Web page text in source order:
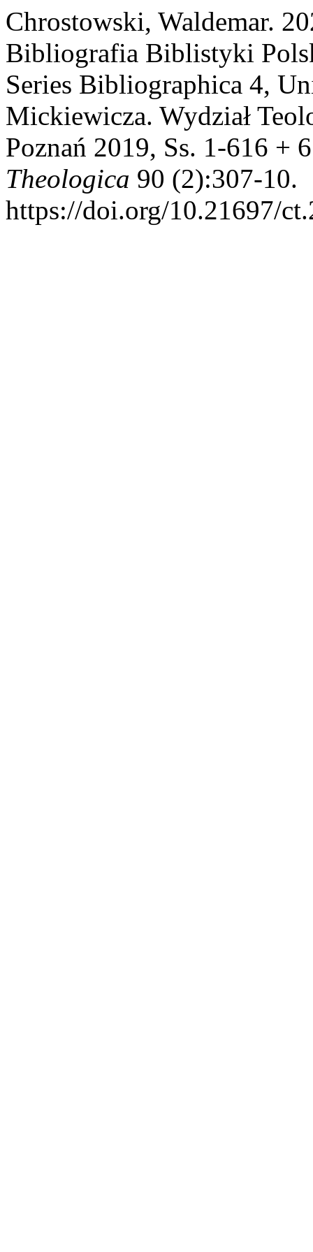
Chrostowski, Waldemar.
Bibliografia Biblistyki
Series Bibliographica 4,
Mickiewicza. Wydział
Poznań 2019, Ss. 1-616 +
Theologica 90 (2):307-10.
https://doi.org/10.21697/